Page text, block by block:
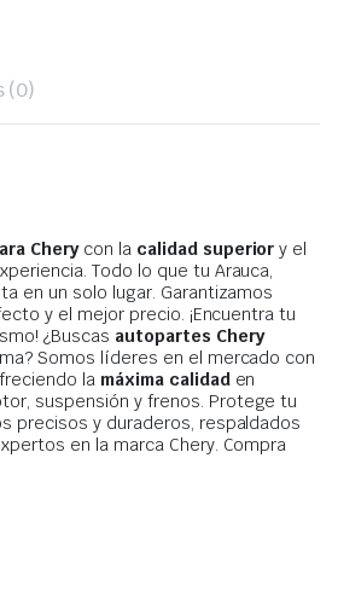
(0)
Cherycon la calidad superior y el
Todo lo que tu Arauca,
en un solo lugar. Garantizamos
y el mejor precio. ¡Encuentra tu
¿Buscas autopartes Chery
Somos líderes en el mercado con
la máxima calidaden
suspensión y frenos. Protege tu
precisos y duraderos, respaldados
en la marca Chery. Compra